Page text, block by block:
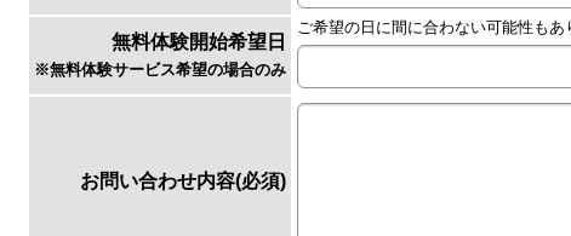
無料体験開始希望日
※無料体験サービス希望の場合のみ
ご希望の日に間に合わない可能性も
お問い合わせ内容(必須)